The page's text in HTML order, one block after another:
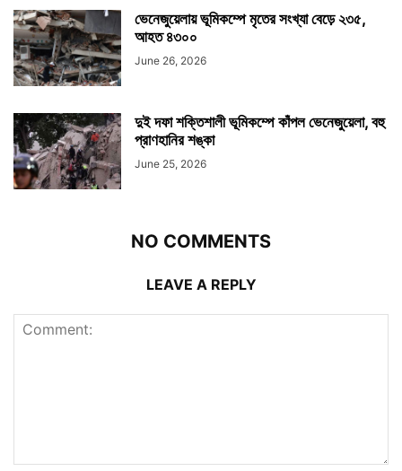
ভেনেজুয়েলায় ভূমিকম্পে মৃতের সংখ্যা বেড়ে ২৩৫,
আহত ৪৩০০
June 26, 2026
দুই দফা শক্তিশালী ভূমিকম্পে কাঁপল ভেনেজুয়েলা, বহু
প্রাণহানির শঙ্কা
June 25, 2026
NO COMMENTS
LEAVE A REPLY